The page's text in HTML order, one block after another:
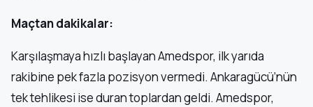
Maçtan dakikalar:
Karşılaşmaya hızlı başlayan Amedspor, ilk yarıda
rakibine pek fazla pozisyon vermedi. Ankaragücü’nün
tek tehlikesi ise duran toplardan geldi. Amedspor,